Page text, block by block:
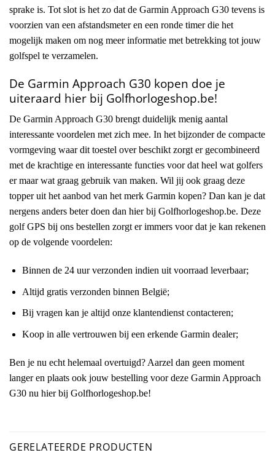
sprake is. Tot slot is het zo dat de Garmin Approach G30 tevens is
voorzien van een afstandsmeter en een ronde timer die het
mogelijk maken om nog meer informatie met betrekking tot jouw
golfspel te verzamelen.
De Garmin Approach G30 kopen doe je
uiteraard hier bij Golfhorlogeshop.be!
De Garmin Approach G30 brengt duidelijk menig aantal
interessante voordelen met zich mee. In het bijzonder de compacte
vormgeving waar dit toestel over beschikt zorgt er gecombineerd
met de krachtige en interessante functies voor dat heel wat golfers
er maar wat graag gebruik van maken. Wil jij ook graag deze
topper uit het aanbod van het merk Garmin kopen? Dan kan je dat
nergens anders beter doen dan hier bij Golfhorlogeshop.be. Deze
golf GPS bij ons bestellen zorgt er immers voor dat je kan rekenen
op de volgende voordelen:
Binnen de 24 uur verzonden indien uit voorraad leverbaar;
Altijd gratis verzonden binnen België;
Bij vragen kan je altijd onze klantendienst contacteren;
Koop in alle vertrouwen bij een erkende Garmin dealer;
Ben je nu echt helemaal overtuigd? Aarzel dan geen moment
langer en plaats ook jouw bestelling voor deze Garmin Approach
G30 nu hier bij Golfhorlogeshop.be!
GERELATEERDE PRODUCTEN